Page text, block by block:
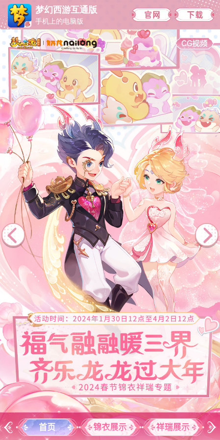
梦幻西游互通版
手机上的电脑版
首页 锦衣展示 祥瑞展示